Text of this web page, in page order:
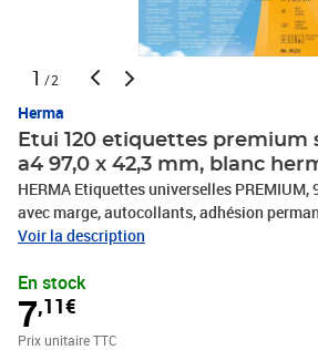
1 /2
Herma
Etui 120 etiquettes premium
a4 97,0 x 42,3 mm, blanc
HERMA Etiquettes universelles PREMIUM,
avec marge, autocollants, adhésion
blanchi, certifié PEFC, imprimantes à jet
planches A4, -8628
Voir la description
En stock
7,11€
Prix unitaire TTC